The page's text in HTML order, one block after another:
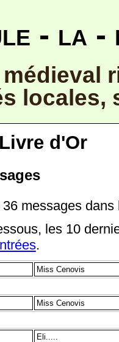
- la -
locales,
d'Or
36 messages dans
les 10
.
Miss Cenovis
Miss Cenovis
Eli.....